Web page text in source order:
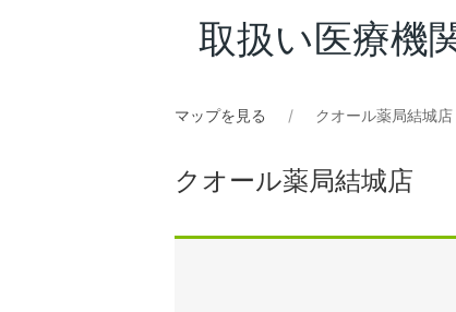
取扱い医療機
マップを見る クオール薬局結城店
クオール薬局結城店